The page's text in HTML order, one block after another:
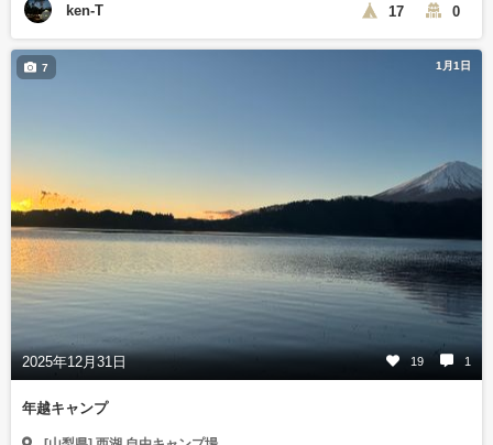
ken-T 17 0
1月1日
2025年12月31日 19 1
7
年越キャンプ